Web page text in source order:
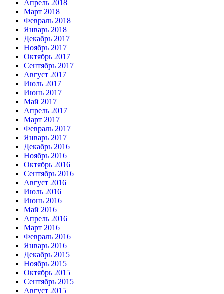
Апрель 2018
Март 2018
Февраль 2018
Январь 2018
Декабрь 2017
Ноябрь 2017
Октябрь 2017
Сентябрь 2017
Август 2017
Июль 2017
Июнь 2017
Май 2017
Апрель 2017
Март 2017
Февраль 2017
Январь 2017
Декабрь 2016
Ноябрь 2016
Октябрь 2016
Сентябрь 2016
Август 2016
Июль 2016
Июнь 2016
Май 2016
Апрель 2016
Март 2016
Февраль 2016
Январь 2016
Декабрь 2015
Ноябрь 2015
Октябрь 2015
Сентябрь 2015
Август 2015